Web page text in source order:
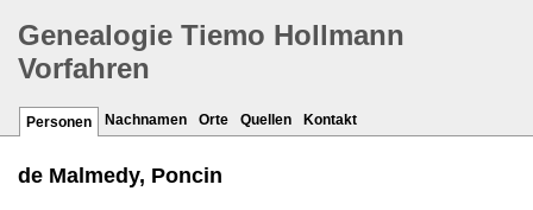
Genealogie Tiemo Hollmann
Vorfahren
Personen Nachnamen Orte Quellen Kontakt
de Malmedy, Poncin